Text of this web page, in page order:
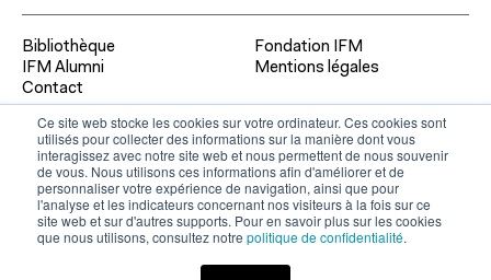
Ce site web stocke les cookies sur votre ordinateur. Ces cookies sont
utilisés pour collecter des informations sur la manière dont vous
interagissez avec notre site web et nous permettent de nous souvenir
de vous. Nous utilisons ces informations afin d'améliorer et de
personnaliser votre expérience de navigation, ainsi que pour
l'analyse et les indicateurs concernant nos visiteurs à la fois sur ce
site web et sur d'autres supports. Pour en savoir plus sur les cookies
que nous utilisons, consultez notre politique de confidentialité.
Bibliothèque
Fondation IFM
IFM Alumni
Mentions légales
Contact